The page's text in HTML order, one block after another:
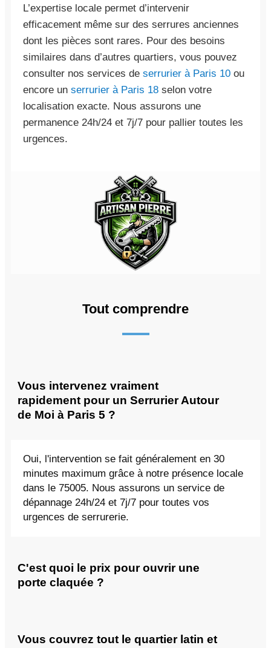
L’expertise locale permet d’intervenir
efficacement même sur des serrures anciennes
dont les pièces sont rares. Pour des besoins
similaires dans d’autres quartiers, vous pouvez
consulter nos services de serrurier à Paris 10 ou
encore un serrurier à Paris 18 selon votre
localisation exacte. Nous assurons une
permanence 24h/24 et 7j/7 pour pallier toutes les
urgences.
Tout comprendre
Vous intervenez vraiment
rapidement pour un Serrurier Autour
de Moi à Paris 5 ?
Oui, l'intervention se fait généralement en 30
minutes maximum grâce à notre présence locale
dans le 75005. Nous assurons un service de
dépannage 24h/24 et 7j/7 pour toutes vos
urgences de serrurerie.
C'est quoi le prix pour ouvrir une
porte claquée ?
Vous couvrez tout le quartier latin et